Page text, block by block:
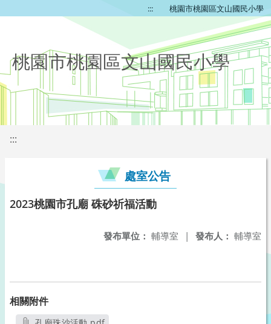
::: 桃園市桃園區文山國民小學
桃園市桃園區文山國民小學
:::
處室公告
2023桃園市孔廟 硃砂祈福活動
發布人： 輔導室
發布單位： 輔導室 |
相關附件